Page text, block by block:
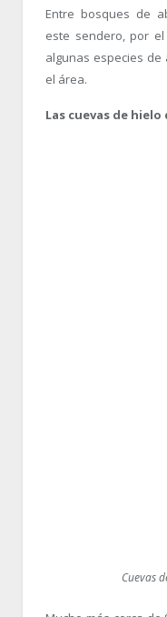
Entre bosques de
este sendero, por
algunas especies
el área.
Las cuevas de
Cuevas